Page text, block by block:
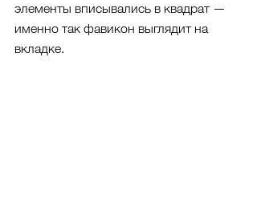
элементы вписывались в квадрат —
именно так фавикон выглядит на
вкладке.